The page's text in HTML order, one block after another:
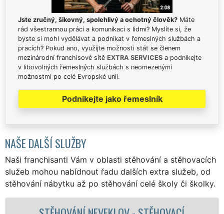
Jste zručný, šikovný, spolehlivý a ochotný člověk? Máte
rád všestrannou práci a komunikaci s lidmi? Myslíte si, že
byste si mohl vydělávat a podnikat v řemeslných službách a
pracích? Pokud ano, využijte možnosti stát se členem
mezinárodní franchisové sítě EXTRA SERVICES a podnikejte
v libovolných řemeslných službách s neomezenými
možnostmi po celé Evropské unii.
Podnikejte jako řemeslník
NAŠE DALŠÍ SLUŽBY
Naši franchisanti Vám v oblasti stěhování a stěhovacích
služeb mohou nabídnout řadu dalších extra služeb, od
stěhování nábytku až po stěhování celé školy či školky.